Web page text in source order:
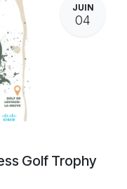
JUIN
04
Golf Trophy